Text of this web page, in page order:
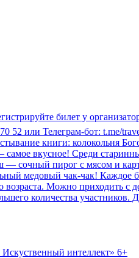
билет у
52 или Телеграм-бот: t.me/
книги: колокольня
вкусное! Среди
сочный пирог с мясом и
медовый чак-чак!
Можно приходить
количества
интеллект» 6+